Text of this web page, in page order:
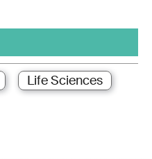
Life Sciences